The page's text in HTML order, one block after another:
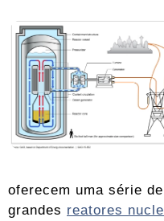
oferecem uma série
grandes reatores